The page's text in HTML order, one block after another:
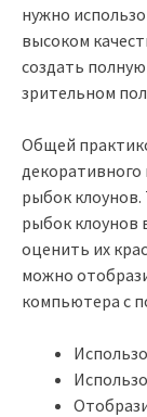
нужно
высоком
создать
зрительном
Общей
декоративного
рыбок
рыбок клоунов
оценить их
можно
компьютера с